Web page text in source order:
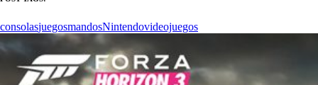
consolasjuegosmandosNintendovideojuegos